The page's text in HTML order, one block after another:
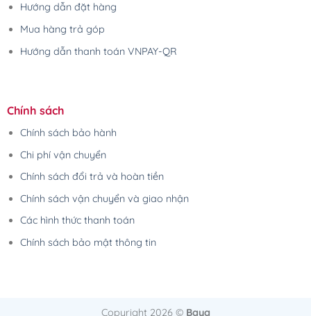
Hướng dẫn đặt hàng
Mua hàng trả góp
Hướng dẫn thanh toán VNPAY-QR
Chính sách
Chính sách bảo hành
Chi phí vận chuyển
Chính sách đổi trả và hoàn tiền
Chính sách vận chuyển và giao nhận
Các hình thức thanh toán
Chính sách bảo mật thông tin
Copyright 2026 © Baya